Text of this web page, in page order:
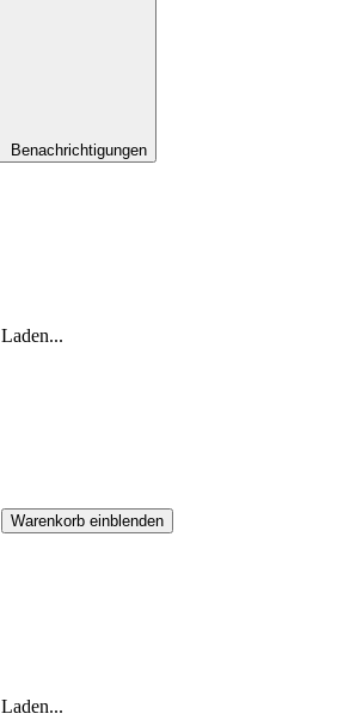
Benachrichtigungen
Laden...
Warenkorb einblenden
Laden...